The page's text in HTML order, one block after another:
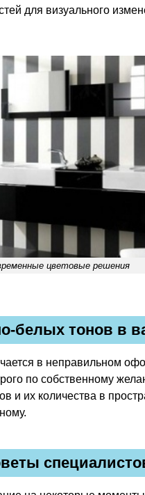
для визуального
цветовые решения
белых тонов в
в неправильном
по собственному
и их количества в